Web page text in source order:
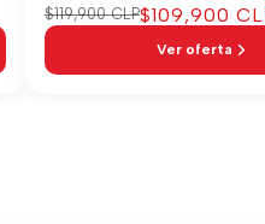
Precio
regular
$119,900 CLPPrecio
venta
$109,900
Ver oferta